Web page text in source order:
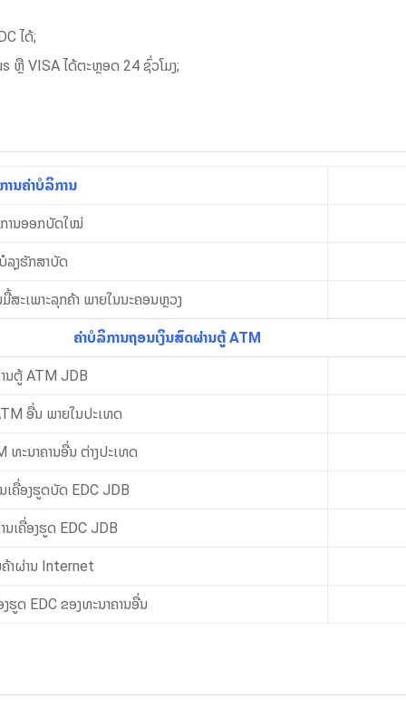
ໄດ້;
ຫຼື VISA ໄດ້ຕະຫຼອດ 24 ຊົ່ວໂມງ;
ານຄ່າບໍລິການ
ານອອກບັດໃໝ່
ລຸງຮັກສາບັດ
ະເພາະລຸກຄ້າ ພາຍໃນນະຄອນຫຼວງ
ຄ່າບໍລິການຖອນເງິນສົດຜ່ານຕູ້ ATM
ນຕູ້ ATM JDB
ອື່ນ ພາຍໃນປະເທດ
ທະນາຄານອື່ນ ຕ່າງປະເທດ
ເຄື່ອງຮູດບັດ EDC JDB
ນເຄື່ອງຮູດ EDC JDB
ຄ້າຜ່ານ Internet
ງຮູດ EDC ຂອງທະນາຄານອື່ນ